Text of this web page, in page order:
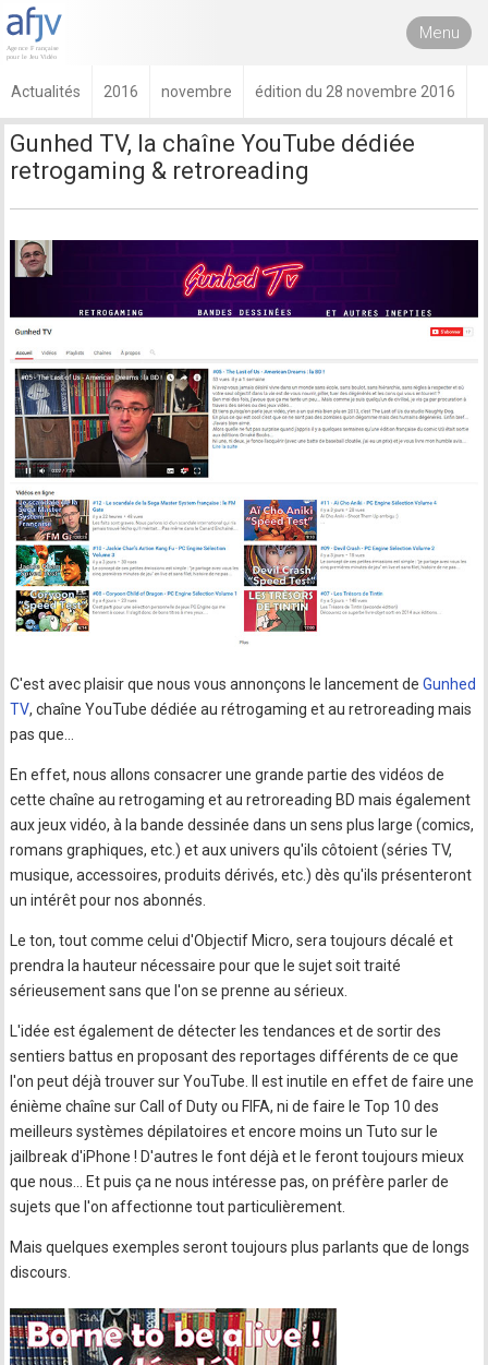
Menu
Actualités 2016 novembre édition du 28 novembre 2016
Gunhed TV, la chaîne YouTube dédiée
retrogaming & retroreading
C'est avec plaisir que nous vous annonçons le lancement deGunhed
TV, chaîne YouTube dédiée au rétrogaming et au retroreading mais
pas que...
En effet, nous allons consacrer une grande partie des vidéos de
cette chaîne au retrogaming et au retroreading BD mais également
aux jeux vidéo, à la bande dessinée dans un sens plus large (comics,
romans graphiques, etc.) et aux univers qu'ils côtoient (séries TV,
musique, accessoires, produits dérivés, etc.) dès qu'ils présenteront
un intérêt pour nos abonnés.
Le ton, tout comme celui d'Objectif Micro, sera toujours décalé et
prendra la hauteur nécessaire pour que le sujet soit traité
sérieusement sans que l'on se prenne au sérieux.
L'idée est également de détecter les tendances et de sortir des
sentiers battus en proposant des reportages différents de ce que
l'on peut déjà trouver sur YouTube. Il est inutile en effet de faire une
énième chaîne sur Call of Duty ou FIFA, ni de faire le Top 10 des
meilleurs systèmes dépilatoires et encore moins un Tuto sur le
jailbreak d'iPhone ! D'autres le font déjà et le feront toujours mieux
que nous... Et puis ça ne nous intéresse pas, on préfère parler de
sujets que l'on affectionne tout particulièrement.
Mais quelques exemples seront toujours plus parlants que de longs
discours.